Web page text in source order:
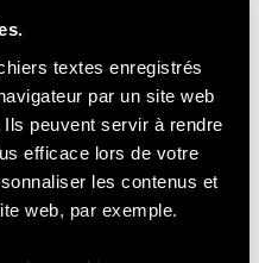
textes enregistrés
par un site web
peuvent servir à rendre
efficace lors de votre
les contenus et
web, par exemple.
etc.) within the
take the
company.